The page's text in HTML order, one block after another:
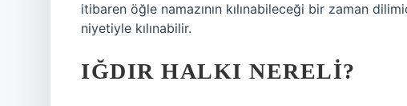
itibaren öğle namazının kılınabileceği bir zaman
niyetiyle kılınabilir.
IĞDIR HALKI NERELI?